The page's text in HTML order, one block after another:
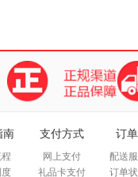
南 支付方式
网上支付
礼品卡支付
订
配送
订单